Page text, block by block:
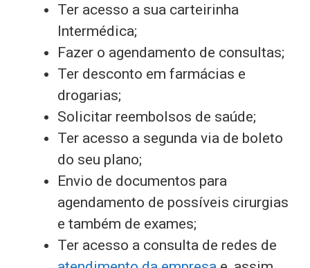
Ter acesso a sua carteirinha
Intermédica;
Fazer o agendamento de consultas;
Ter desconto em farmácias e
drogarias;
Solicitar reembolsos de saúde;
Ter acesso a segunda via de boleto
do seu plano;
Envio de documentos para
agendamento de possíveis cirurgias
e também de exames;
Ter acesso a consulta de redes de